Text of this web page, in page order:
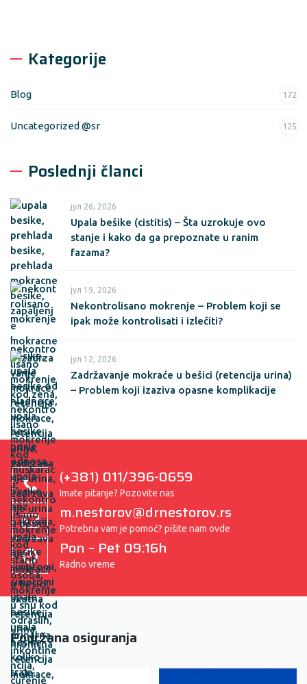
Kategorije
Blog 172
Uncategorized @sr 125
Poslednji članci
јул 26, 2026
Upala bešike (cistitis) – Šta uzrokuje ovo
stanje i kako da ga prepoznate u ranim
fazama?
јул 19, 2026
Nekontrolisano mokrenje – Problem koji se
ipak može kontrolisati i izlečiti?
јул 12, 2026
Zadržavanje mokraće u bešici (retencija urina)
– Problem koji izaziva opasne komplikacije
(+381) 011/396-0659
Imate pitanje? Pozovite nas
m.nestorov@drnestorov.rs
Potrebna vam je pomoć? pišite nam ovde
Pon – Pet 09:16h
Radno vreme
Podržana osiguranja